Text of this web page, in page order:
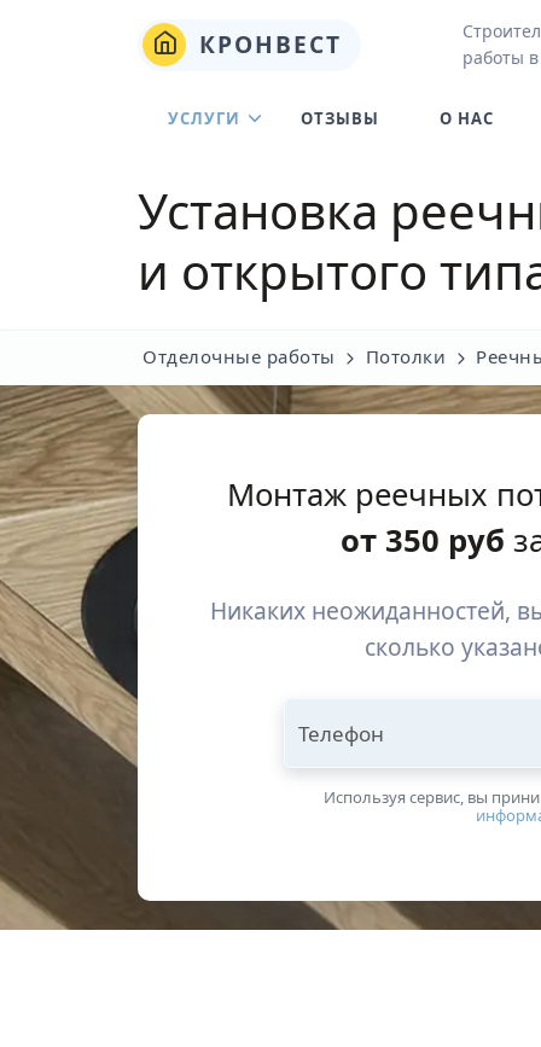
КРОНВЕСТ
работы в
УСЛУГИ ОТЗЫВЫ О НАС
Установка
и открытого
Отделочные работы Потолки
Монтаж реечных
от 350 руб
Никаких неожиданностей,
сколько
Телефон
Используя сервис, вы